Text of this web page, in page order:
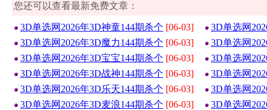
您还可以查看最新免费文章：
3D单选网2026年3D神童144期杀个 [06-03]
3D单选网
3D单选网2026年3D魔力144期杀个 [06-03]
3D单选网
3D单选网2026年3D宝宝144期杀个 [06-03]
3D单选网
3D单选网2026年3D战神144期杀个 [06-03]
3D单选网
3D单选网2026年3D乐天144期杀个 [06-03]
3D单选网
3D单选网2026年3D麦浪144期杀个 [06-03]
3D单选网